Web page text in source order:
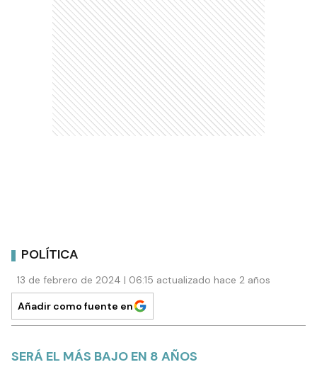
POLÍTICA
13 de febrero de 2024 | 06:15 actualizado hace 2 años
Añadir como fuente en
SERÁ EL MÁS BAJO EN 8 AÑOS